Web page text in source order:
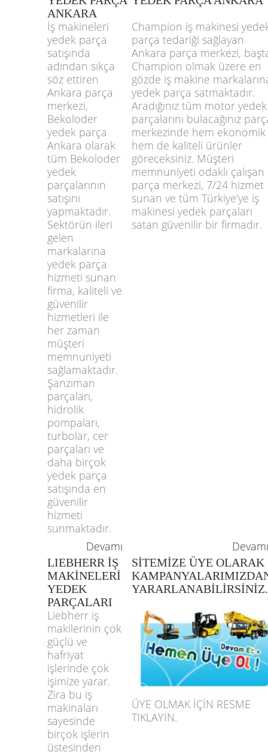
ANKARA
İş makineleri
yedek parça
satışında
adından sıkça
söz ettiren
Ankara parça
merkezi,
Bekoloder
yedek parça
Ankara olarak
tüm Bekoloder
yedek
parçalarının
satışını
yapmaktadır.
Sektörün ileri
gelen
markalarına
yedek parça
hizmeti sunan
firma, kaliteli ve
güvenilir
hizmetleri ile
her zaman
müşteri
memnuniyeti
sağlamaktadır.
Şanzıman
parçaları,
hidrolik
pompaları,
turbolar, cer
parçaları ve
daha birçok
yedek parça
satışında en
güvenilir
hizmeti
sunmaktadır.
Champion iş makinesi
parça tedariği sağlayan
Ankara parça merkezi,
Champion olmak üzere en
gözde iş makine
yedek parça satmaktadır.
Aradığınız tüm motor yedek
parçalarını bulacağınız
merkezinde hem ekonomik
hem de kaliteli ürünler
göreceksiniz. Müşteri
memnuniyeti odaklı çalışan
parça merkezi, 7/24 hizmet
sunan ve tüm Türkiye’ye iş
makinesi yedek parçaları
satan güvenilir bir firmadır.
Devamı Devamı
LIEBHERR İŞ
MAKİNELERİ
YEDEK
PARÇALARI
SİTEMİZE ÜYE OLARAK
YARARLANABİLİRSİNİZ.
Liebherr iş
makilerinin çok
güçlü ve
hafriyat
işlerinde çok
işimize yarar.
Zira bu iş
makinaları
sayesinde
birçok işlerin
üstesinden
ÜYE OLMAK İÇİN RESME
TIKLAYIN.